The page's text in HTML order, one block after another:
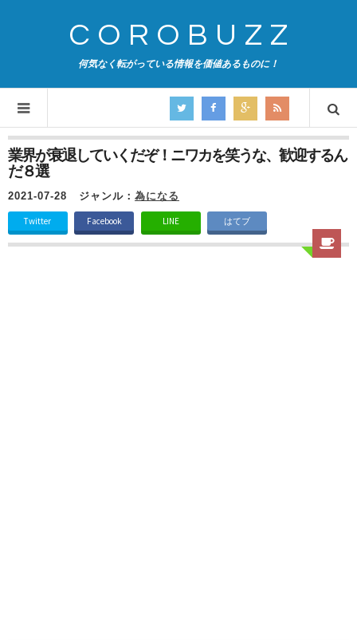
COROBUZZ
何気なく転がっている情報を価値あるものに！
業界が衰退していくだぞ！ニワカを笑うな、歓迎するん
だ８選
2021-07-28 ジャンル： 為になる
Twitter Facebook LINE はてブ